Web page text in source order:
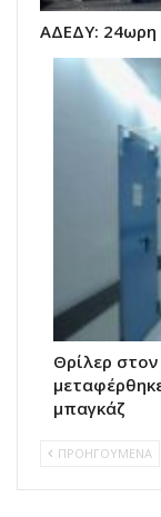
ΑΔΕΔΥ: 24ωρη
Θρίλερ
μπαγκάζ
ΠΡΟΗΓΟΥΜΕΝΑ